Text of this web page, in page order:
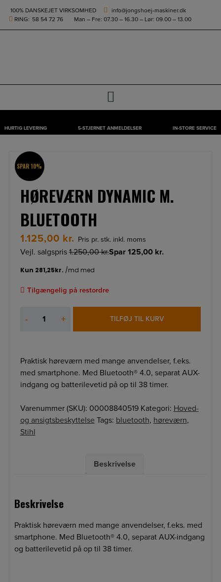
height="0" width="0" style="display:none;visibility:hidden">
indholdet
100% DANSKEJET VIRKSOMHED
info@jongshoej-maskiner.dk
RING: 58 54 72 76 Man – Fre: 07.30 – 16.30 – Lør: 09.00 – 13.00
HURTIG LEVERING 5-STJERNET ANMELDELSER IN-STORE SERVICE
SPAR 10%
HØREVÆRN DYNAMIC M.
BLUETOOTH
1.125,00 kr. Pris pr. stk. inkl. moms
Vejl. salgspris1.250,00kr.Spar 125,00 kr.
Tilgængelig på restordre
-
DYNAMIC
antal
+ TILFØJ TIL KURV
Praktisk høreværn med mange anvendelser, f.eks.
med smartphone. Med Bluetooth® 4.0, separat AUX-
indgang og batterilevetid på op til 38 timer.
Varenummer (SKU): 00008840519 Kategori: Hoved-
og ansigtsbeskyttelse Tags: bluetooth, høreværn,
Stihl
Beskrivelse
Beskrivelse
Praktisk høreværn med mange anvendelser, f.eks. med
smartphone. Med Bluetooth® 4.0, separat AUX-indgang
og batterilevetid på op til 38 timer.